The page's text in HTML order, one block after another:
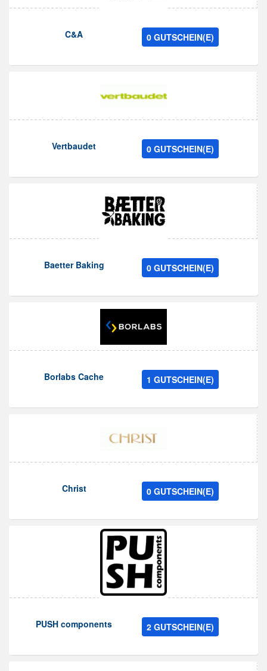
C&A 0 GUTSCHEIN(E)
Vertbaudet 0 GUTSCHEIN(E)
Baetter Baking 0 GUTSCHEIN(E)
Borlabs Cache 1 GUTSCHEIN(E)
Christ 0 GUTSCHEIN(E)
PUSH components 2 GUTSCHEIN(E)